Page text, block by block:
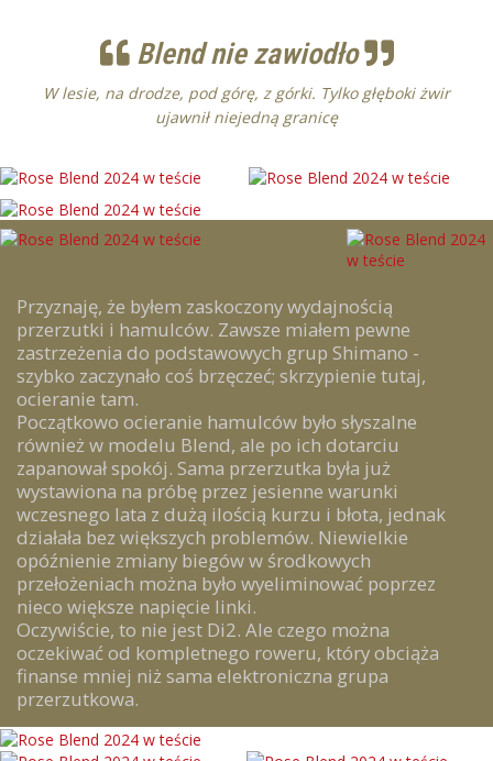
Blend nie zawiodło
W lesie, na drodze, pod górę, z górki. Tylko głęboki żwir
ujawnił niejedną granicę
Przyznaję, że byłem zaskoczony wydajnością
przerzutki i hamulców. Zawsze miałem pewne
zastrzeżenia do podstawowych grup Shimano -
szybko zaczynało coś brzęczeć; skrzypienie tutaj,
ocieranie tam.
Początkowo ocieranie hamulców było słyszalne
również w modelu Blend, ale po ich dotarciu
zapanował spokój. Sama przerzutka była już
wystawiona na próbę przez jesienne warunki
wczesnego lata z dużą ilością kurzu i błota, jednak
działała bez większych problemów. Niewielkie
opóźnienie zmiany biegów w środkowych
przełożeniach można było wyeliminować poprzez
nieco większe napięcie linki.
Oczywiście, to nie jest Di2. Ale czego można
oczekiwać od kompletnego roweru, który obciąża
finanse mniej niż sama elektroniczna grupa
przerzutkowa.